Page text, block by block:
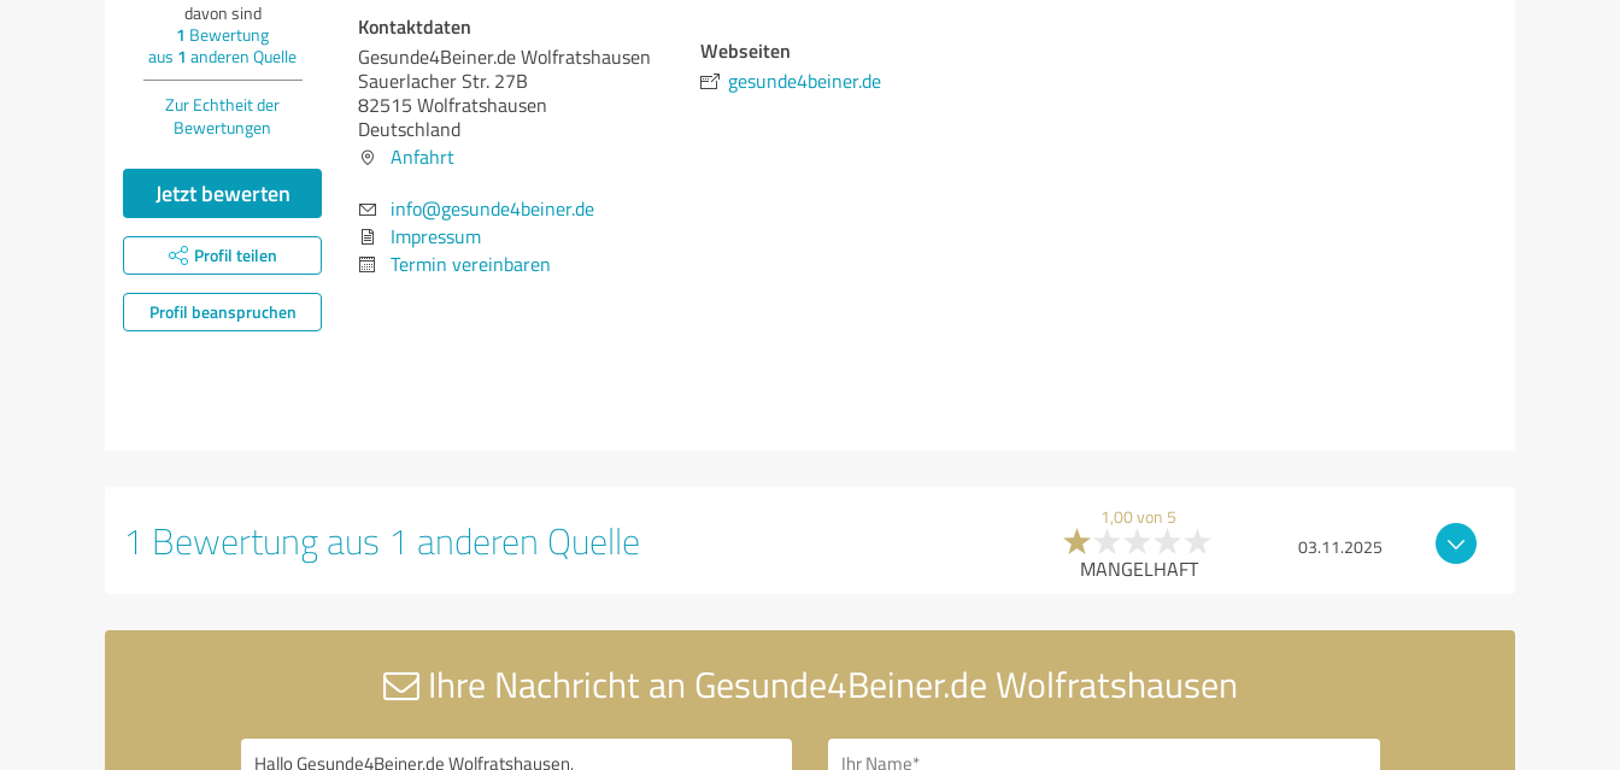
davon sind
1 Bewertung
aus 1 anderen Quelle
Zur Echtheit der
Bewertungen
Jetzt bewerten
Profil teilen
Profil beanspruchen
Kontaktdaten
Gesunde4Beiner.de Wolfratshausen
Sauerlacher Str. 27B
82515 Wolfratshausen
Deutschland
Anfahrt
info@gesunde4beiner.de
Impressum
Termin vereinbaren
Webseiten
gesunde4beiner.de
1 Bewertung aus 1 anderen Quelle 1,00 von 5
MANGELHAFT
03.11.2025
Ihre Nachricht an Gesunde4Beiner.de Wolfratshausen